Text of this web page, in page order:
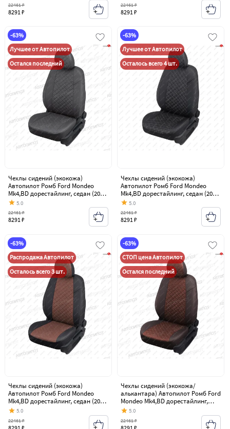
8291 ₽
22461 ₽
8291 ₽
22461 ₽
-63%
Лучшее от Автопилот
Остался последний
Чехлы сидений (экокожа)
Автопилот Ромб Ford Mondeo
Mk4,BD дорестайлинг, седан (2007-
2010)
5.0
8291 ₽
22461 ₽
-63%
Лучшее от Автопилот
Осталось всего 4 шт.
Чехлы сидений (экокожа)
Автопилот Ромб Ford Mondeo
Mk4,BD дорестайлинг, седан (2007-
2010)
5.0
8291 ₽
22461 ₽
-63%
Распродажа Автопилот
Осталось всего 3 шт.
Чехлы сидений (экокожа)
Автопилот Ромб Ford Mondeo
Mk4,BD дорестайлинг, седан (2007-
2010)
5.0
22461 ₽
-63%
СТОП цена Автопилот
Остался последний
Чехлы сидений (экокожа/
алькантара) Автопилот Ромб Ford
Mondeo Mk4,BD дорестайлинг,
седан (2007-2010)
5.0
22461 ₽